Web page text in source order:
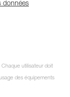
données
utilisateur doit
des équipements